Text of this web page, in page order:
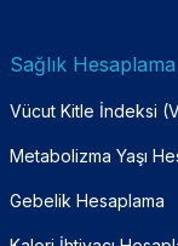
Sağlık
Vücut Kitle İndeksi
Metabolizma Yaşı
Gebelik Hesaplama